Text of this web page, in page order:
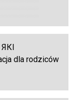
dla rodziców